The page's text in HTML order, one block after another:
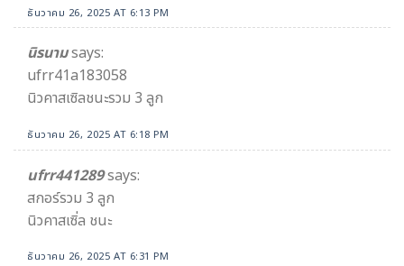
ธันวาคม 26, 2025 AT 6:13 PM
นิรนามsays:
ufrr41a183058
นิวคาสเซิลชนะรวม 3 ลูก
ธันวาคม 26, 2025 AT 6:18 PM
ufrr441289says:
สกอร์รวม 3 ลูก
นิวคาสเซิ่ล ชนะ
ธันวาคม 26, 2025 AT 6:31 PM